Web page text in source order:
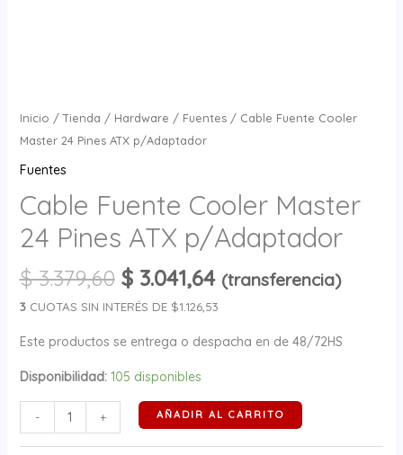
Inicio /Tienda / Hardware / Fuentes/ Cable Fuente Cooler
Master 24 Pines ATX p/Adaptador
Fuentes
Cable Fuente Cooler Master
24 Pines ATX p/Adaptador
$3.379,60 $3.041,64 (transferencia)
3CUOTAS SIN INTERÉS DE $1.126,53
Este productos se entrega o despacha en de 48/72HS
Disponibilidad: 105 disponibles
- + AÑADIR AL CARRITO